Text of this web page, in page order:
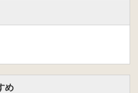
め